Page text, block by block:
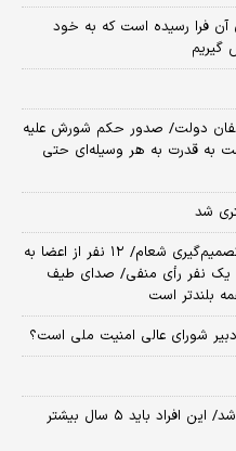
آن فرا رسیده است که به خود
گیریم
دولت/ صدور حکم شورش علیه
به قدرت به هر وسیله‌ای حتی
شد
اظهارات جدید معاون پزشکیان درباره تصمیم‌گیری شعام/ ۱۲ نفر از اعضا به
و یک نفر رأی منفی/ صدای طیف
بلندتر است
شورای ‌عالی امنیت ملی است؟
جزئیات صدور احکام بازنشستگی اعلام شد/ این افراد باید ۵ سال بیشتر